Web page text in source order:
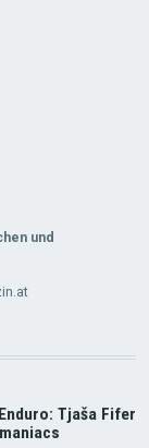
und
Tjaša Fifer